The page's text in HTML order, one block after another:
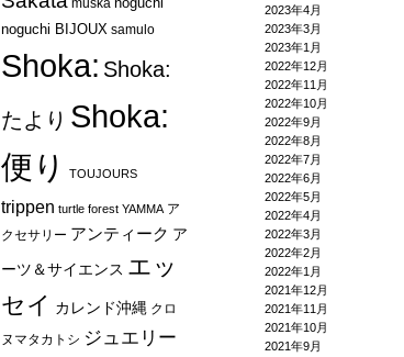
noguchi BIJOUX samulo
Shoka: Shoka:
たより Shoka:
便り
TOUJOURS
trippen turtle forest YAMMA ア
クセサリー アンティーク ア
ーツ＆サイエンス エッ
セイ カレンド沖縄 クロ
ヌマタカトシ ジュエリー
2023年4月
2023年3月
2023年1月
2022年12月
2022年11月
2022年10月
2022年9月
2022年8月
2022年7月
2022年6月
2022年5月
2022年4月
2022年3月
2022年2月
2022年1月
2021年12月
2021年11月
2021年10月
2021年9月